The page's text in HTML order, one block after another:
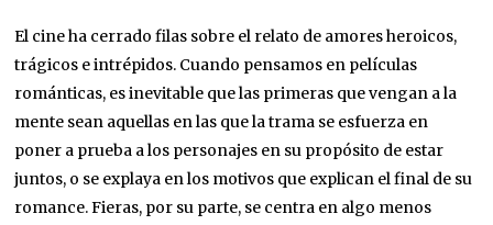
El cine ha cerrado filas sobre el relato de amores heroicos,
trágicos e intrépidos. Cuando pensamos en películas
románticas, es inevitable que las primeras que vengan a la
mente sean aquellas en las que la trama se esfuerza en
poner a prueba a los personajes en su propósito de estar
juntos, o se explaya en los motivos que explican el final de su
romance. Fieras, por su parte, se centra en algo menos